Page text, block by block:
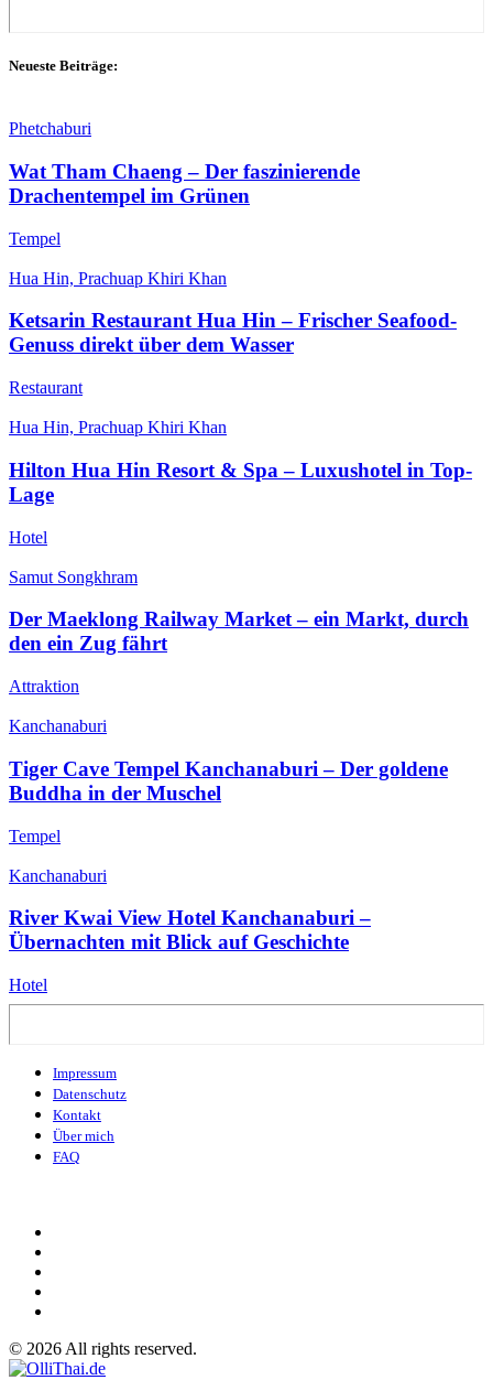
Neueste Beiträge:
Phetchaburi
Wat Tham Chaeng – Der faszinierende
Drachentempel im Grünen
Tempel
Hua Hin, Prachuap Khiri Khan
Ketsarin Restaurant Hua Hin – Frischer Seafood-
Genuss direkt über dem Wasser
Restaurant
Hua Hin, Prachuap Khiri Khan
Hilton Hua Hin Resort & Spa – Luxushotel in Top-
Lage
Hotel
Samut Songkhram
Der Maeklong Railway Market – ein Markt, durch
den ein Zug fährt
Attraktion
Kanchanaburi
Tiger Cave Tempel Kanchanaburi – Der goldene
Buddha in der Muschel
Tempel
Kanchanaburi
River Kwai View Hotel Kanchanaburi –
Übernachten mit Blick auf Geschichte
Hotel
Impressum
Datenschutz
Kontakt
Über mich
FAQ
© 2026 All rights reserved.